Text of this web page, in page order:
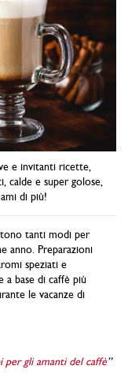
e invitanti ricette,
calde e super golose,
di più!
tanti modi per
anno. Preparazioni
speziati e
a base di caffè più
le vacanze di
per gli amanti del caffè”